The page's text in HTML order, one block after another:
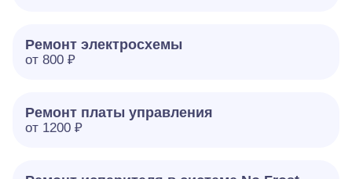
Ремонт электросхемы
от 800 ₽
Ремонт платы управления
от 1200 ₽